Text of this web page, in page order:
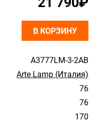
A3777LM-3-2AB
Arte Lamp (Италия)
76
76
170
В КОРЗИНУ